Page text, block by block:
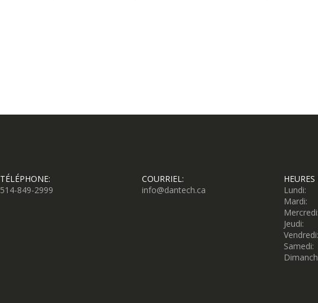
TÉLÉPHONE:
514-849-2999
COURRIEL:
info@dantech.ca
Lundi:
Mardi:
Mercredi:
Jeudi:
Vendredi:
Samedi: